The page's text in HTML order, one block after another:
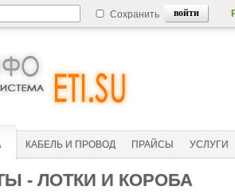
Сохранить
КАБЕЛЬ И ПРОВОД ПРАЙСЫ УСЛУГИ
- ЛОТКИ И КОРОБА